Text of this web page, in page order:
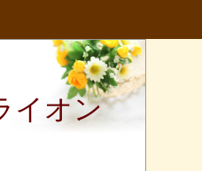
イオン